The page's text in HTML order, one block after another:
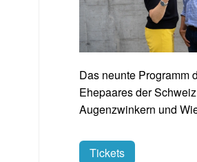
Das neunte Programm
Ehepaares der
Augenzwinkern und
Tickets